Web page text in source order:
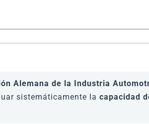
Alemana de la Industria
sistemáticamente la capacidad